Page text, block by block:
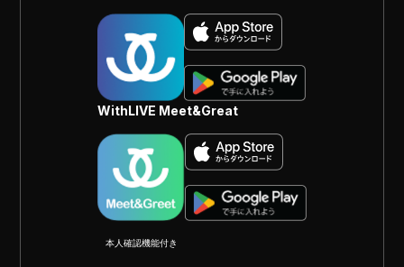
WithLIVE Meet&Great
本人確認機能付き